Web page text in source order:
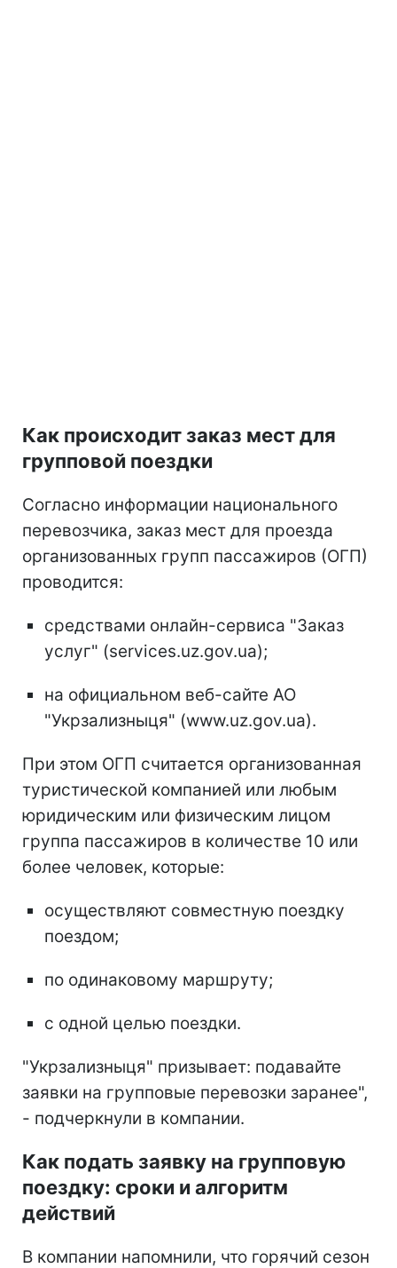
Как происходит заказ мест для
групповой поездки
Согласно информации национального
перевозчика, заказ мест для проезда
организованных групп пассажиров (ОГП)
проводится:
средствами онлайн-сервиса "Заказ
услуг" (services.uz.gov.ua);
на официальном веб-сайте АО
"Укрзализныця" (www.uz.gov.ua).
При этом ОГП считается организованная
туристической компанией или любым
юридическим или физическим лицом
группа пассажиров в количестве 10 или
более человек, которые:
осуществляют совместную поездку
поездом;
по одинаковому маршруту;
с одной целью поездки.
"Укрзализныця" призывает: подавайте
заявки на групповые перевозки заранее",
- подчеркнули в компании.
Как подать заявку на групповую
поездку: сроки и алгоритм
действий
В компании напомнили, что горячий сезон